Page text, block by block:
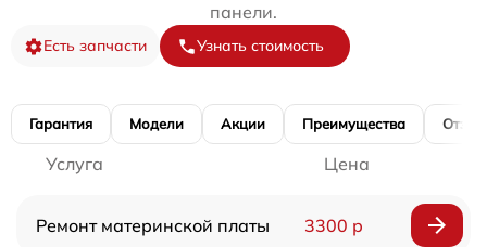
панели.
Есть запчасти Узнать стоимость
Гарантия Модели Акции Преимущества
Услуга Цена
Ремонт материнской платы 3300 р